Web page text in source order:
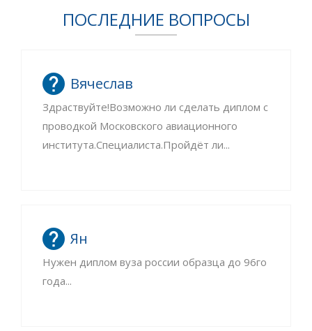
ПОСЛЕДНИЕ ВОПРОСЫ
Вячеслав
Здраствуйте!Возможно ли сделать диплом с
проводкой Московского авиационного
института.Специалиста.Пройдёт ли...
Ян
Нужен диплом вуза россии образца до 96го
года...